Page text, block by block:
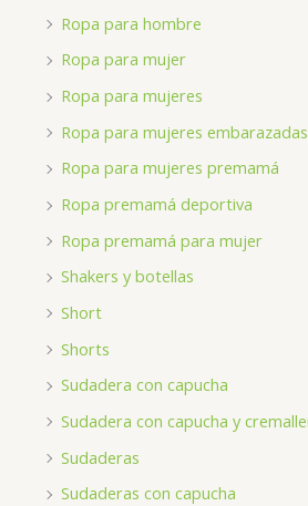
Ropa para hombre
Ropa para mujer
Ropa para mujeres
Ropa para mujeres embarazadas
Ropa para mujeres premamá
Ropa premamá deportiva
Ropa premamá para mujer
Shakers y botellas
Short
Shorts
Sudadera con capucha
Sudadera con capucha y
Sudaderas
Sudaderas con capucha